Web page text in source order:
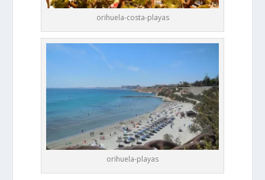
orihuela-costa-playas
orihuela-playas